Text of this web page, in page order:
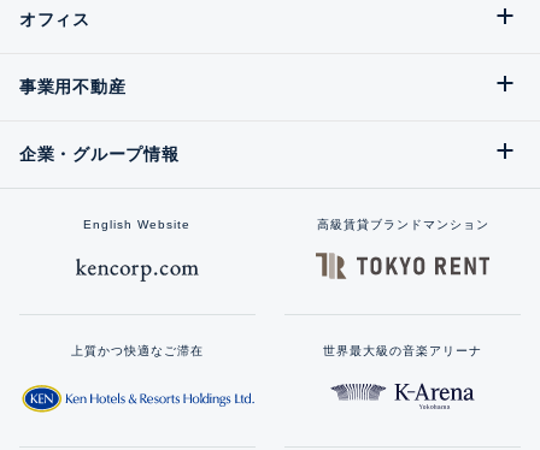
オフィス
事業用不動産
企業・グループ情報
English Website 高級賃貸ブランドマンション
上質かつ快適なご滞在 世界最大級の音楽アリーナ